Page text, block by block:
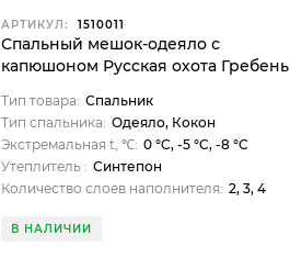
АРТИКУЛ: 1510011
Спальный мешок-одеяло с
капюшоном Русская охота Гребень
Тип товара: Спальник
Тип спальника: Одеяло, Кокон
Экстремальная t, ℃: 0 °C, -5 °C, -8 °C
Утеплитель : Синтепон
Количество слоев наполнителя: 2, 3, 4
В НАЛИЧИИ